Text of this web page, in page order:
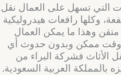
التي تسهل على العمال نقل
وكلها رافعات هيدروليكية
وهذا ما يمكن العمال
ممكن وبدون حدوث أي
الأثاث فشركة البراء من
بالمملكة العربية السعودية.